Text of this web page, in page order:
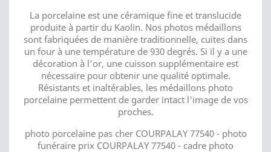
La porcelaine est une céramique fine et translucide
produite à partir du Kaolin. Nos photos médaillons
sont fabriquées de manière traditionnelle, cuites dans
un four à une température de 930 degrés. Si il y a une
décoration à l'or, une cuisson supplémentaire est
nécessaire pour obtenir une qualité optimale.
Résistants et inaltérables, les médaillons photo
porcelaine permettent de garder intact l'image de vos
proches.
photo porcelaine pas cher COURPALAY 77540 - photo
funéraire prix COURPALAY 77540 - cadre photo